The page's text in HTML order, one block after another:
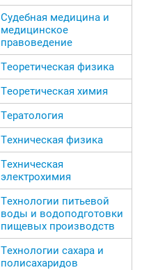
Судебная медицина и
медицинское
правоведение
Теоретическая физика
Теоретическая химия
Тератология
Техническая физика
Техническая
электрохимия
Технологии питьевой
воды и водоподготовки
пищевых производств
Технологии сахара и
полисахаридов